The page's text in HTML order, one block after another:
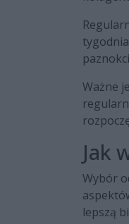
Ważne
Jak
Wybór
lepszą